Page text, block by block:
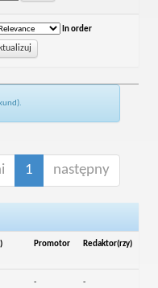
In order
1 następny
Promotor Redaktor(rzy)
- -